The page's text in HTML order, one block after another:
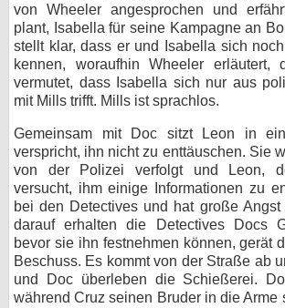
von Wheeler angesprochen und
plant, Isabella für seine Kampagne an
stellt klar, dass er und Isabella sich
kennen, woraufhin Wheeler erläutert,
vermutet, dass Isabella sich nur aus
mit Mills trifft. Mills ist sprachlos.
Gemeinsam mit Doc sitzt Leon in
verspricht, ihn nicht zu enttäuschen. Sie
von der Polizei verfolgt und Leon,
versucht, ihm einige Informationen zu
bei den Detectives und hat große
darauf erhalten die Detectives Docs
bevor sie ihn festnehmen können, gerät
Beschuss. Es kommt von der Straße ab
und Doc überleben die Schießerei.
während Cruz seinen Bruder in die Arme